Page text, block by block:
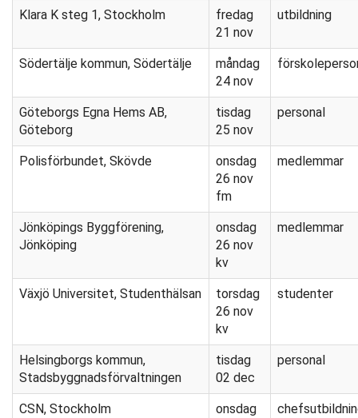
Klara K steg 1, Stockholm
fredag
21 nov
utbildning
Södertälje kommun, Södertälje
måndag
24 nov
Göteborgs Egna Hems AB,
Göteborg
tisdag
25 nov
personal
Polisförbundet, Skövde
onsdag
26 nov
fm
medlemmar
Jönköpings Byggförening,
Jönköping
onsdag
26 nov
kv
medlemmar
Växjö Universitet, Studenthälsan
torsdag
26 nov
kv
studenter
Helsingborgs kommun,
Stadsbyggnadsförvaltningen
tisdag
02 dec
personal
CSN, Stockholm
onsdag